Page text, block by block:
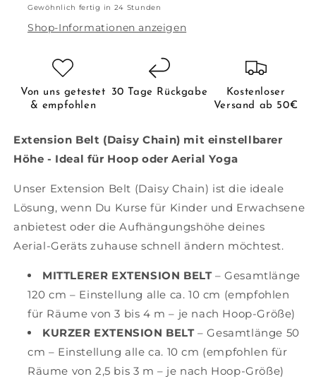
Gewöhnlich fertig in 24 Stunden
Shop-Informationen anzeigen
Von uns getestet
& empfohlen
30 Tage Rückgabe
Kostenloser
Versand ab 50€
Extension Belt (Daisy Chain) mit einstellbarer
Höhe - Ideal für Hoop oder Aerial Yoga
Unser Extension Belt (Daisy Chain) ist die ideale
Lösung, wenn Du Kurse für Kinder und Erwachsene
anbietest oder die Aufhängungshöhe deines
Aerial-Geräts zuhause schnell ändern möchtest.
MITTLERER EXTENSION BELT– Gesamtlänge
120 cm – Einstellung alle ca. 10 cm (empfohlen
für Räume von 3 bis 4 m – je nach Hoop-Größe)
KURZER EXTENSION BELT– Gesamtlänge 50
cm – Einstellung alle ca. 10 cm (empfohlen für
Räume von 2,5 bis 3 m – je nach Hoop-Größe)